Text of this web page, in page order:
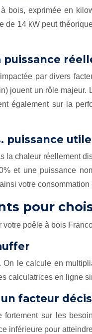
bois, exprimée en
de 14 kW peut
par divers
jouent un rôle majeur.
également sur la
puissance
la chaleur réellement
et une puissance
votre consommation
pour
poêle à bois
On le calcule en
calculatrices en ligne
facteur
fortement sur les
inférieure pour